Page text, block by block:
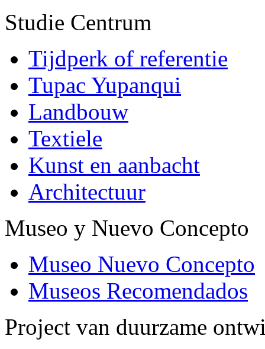
Studie Centrum
Tijdperk of referentie
Tupac Yupanqui
Landbouw
Textiele
Kunst en aanbacht
Architectuur
Museo y Nuevo Concepto
Museo Nuevo Concepto
Museos Recomendados
Project van duurzame